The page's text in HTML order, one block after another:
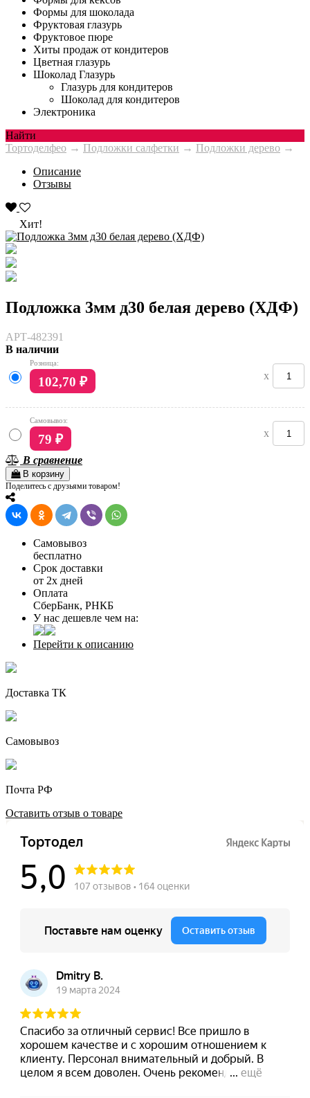
Формы для шоколада
Фруктовая глазурь
Фруктовое пюре
Хиты продаж от кондитеров
Цветная глазурь
Шоколад Глазурь
Глазурь для кондитеров
Шоколад для кондитеров
Электроника
Найти
Тортоделфео → Подложки салфетки → Подложки дерево →
Описание
Отзывы
Хит!
Подложка 3мм д30 белая дерево (ХДФ)
АРТ-482391
В наличии
Розница:
102,70 ₽ x
Самовывоз:
79 ₽ x
В сравнение
В корзину
Поделитесь с друзьями товаром!
Самовывоз
бесплатно
Срок доставки
от 2х дней
Оплата
СберБанк, РНКБ
У нас дешевле чем на:
Перейти к описанию
Доставка ТК
Самовывоз
Почта РФ
Оставить отзыв о товаре